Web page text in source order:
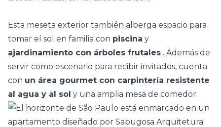
Esta meseta exterior también alberga espacio para
tomar el sol en familia con piscina y
ajardinamiento con árboles frutales . Además de
servir como escenario para recibir invitados, cuenta
con un área gourmet con carpintería resistente
al agua y al sol y una amplia mesa de comedor.